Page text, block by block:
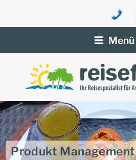
Zum
Menü
Produkt Management